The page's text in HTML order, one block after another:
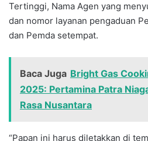
Tertinggi, Nama Agen yang
dan nomor layanan pengaduan
dan Pemda setempat.
Baca Juga Bright Gas
2025: Pertamina Patra
Rasa Nusantara
“Papan ini harus diletakkan di